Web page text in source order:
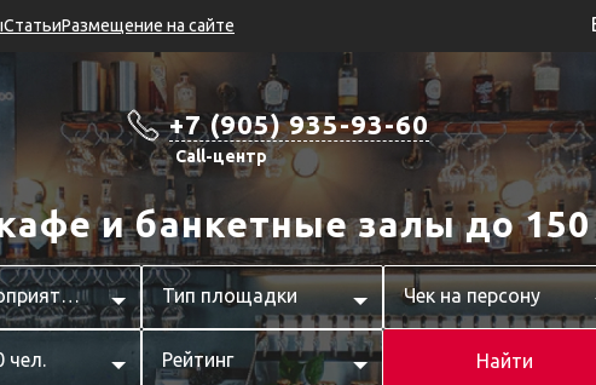
СтатьиРазмещение на сайте
+7 (905) 935-93-60
Call-центр
и банкетные залы до
Тип мероприятия Тип площадки Чек на персону
чел. Рейтинг Найти